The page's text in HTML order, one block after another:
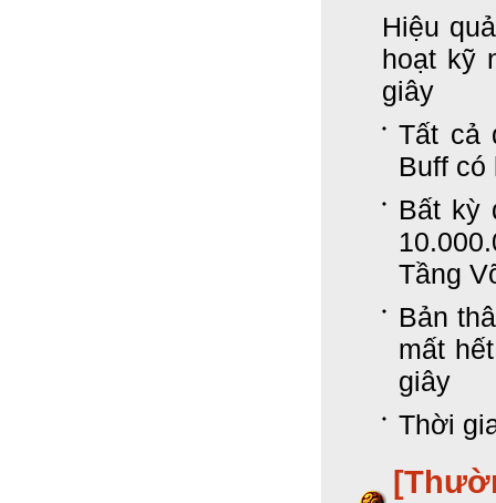
Hiệu
hoạt kỹ
giây
Tất cả
Buff
Bất kỳ
Tầng
Bản
mất
giây
Thời